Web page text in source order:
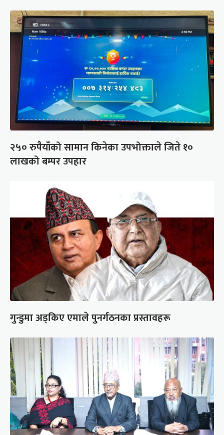
२५० रुपैयाँको सामान किनेका उपभोक्ताले जिते १०
लाखको बम्पर उपहार
गुन्डुमा अड्किए एमाले पुनर्गठनका प्रस्तावहरू